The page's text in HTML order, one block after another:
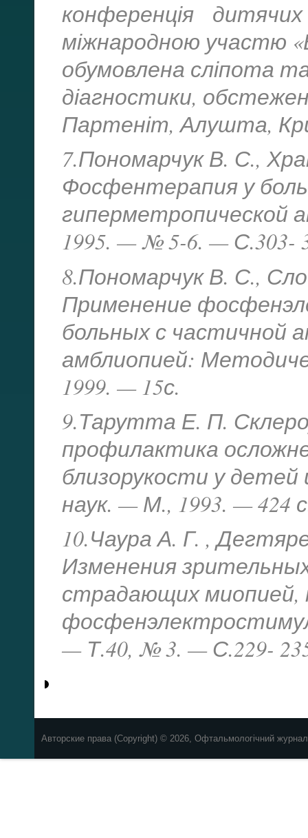
конференція
міжнародною участю
обумовлена сліпота
діагностики,
Партеніт, Алушта,
7.Пономарчук В. С.,
Фосфентерапия у
гиперметропической
1995. — № 5-6. — С.303-
8.Пономарчук В. С.,
Применение
больных с частичной
амблиопией:
1999. — 15с.
9.Тарутта Е. П.
профилактика
близорукости у
наук. — М., 1993. — 424
10.Чаура А. Г. ,
Изменения
страдающих миопией,
— Т.40, № 3. — С.229-
Авторские права (Copyright) © 2026, Офтальмологічний